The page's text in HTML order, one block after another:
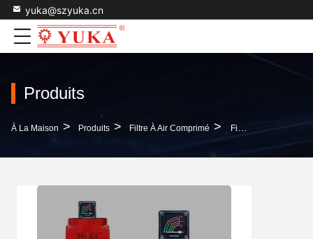
yuka@szyuka.cn
Produits
À La Maison > Produits > Filtre À Air Comprimé > Filtre À Conduites D'air Comprimé Pour Compresseur D'air